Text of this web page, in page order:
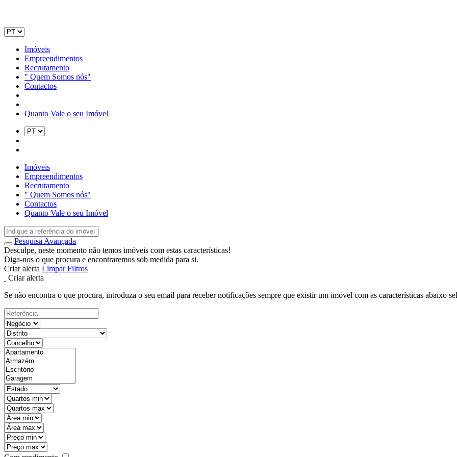
Imóveis
Empreendimentos
Recrutamento
" Quem Somos nós"
Contactos
Quanto Vale o seu Imóvel
Imóveis
Empreendimentos
Recrutamento
" Quem Somos nós"
Contactos
Quanto Vale o seu Imóvel
Pesquisa Avançada
Desculpe, neste momento não temos imóveis com estas características!
Diga-nos o que procura e encontraremos sob medida para si.
Criar alerta Limpar Filtros
Criar alerta
Se não encontra o que procura, introduza o seu email para receber notificações sempre que existir um imóvel com as características abaixo